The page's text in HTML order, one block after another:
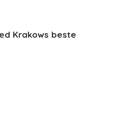
Krakows beste